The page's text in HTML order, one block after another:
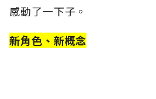
感動了一下子。
新角色、新概念